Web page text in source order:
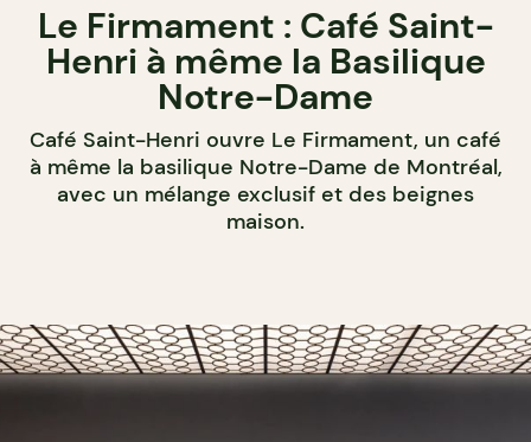
Le Firmament : Café Saint-
Henri à même la Basilique
Notre-Dame
Café Saint-Henri ouvre Le Firmament, un café
à même la basilique Notre-Dame de Montréal,
avec un mélange exclusif et des beignes
maison.